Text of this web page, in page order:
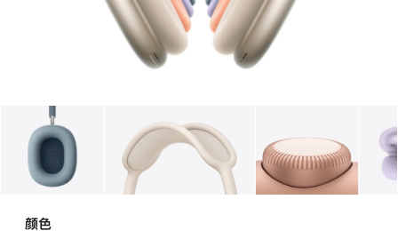
图库 1 图库 图像 图库 图像
颜色